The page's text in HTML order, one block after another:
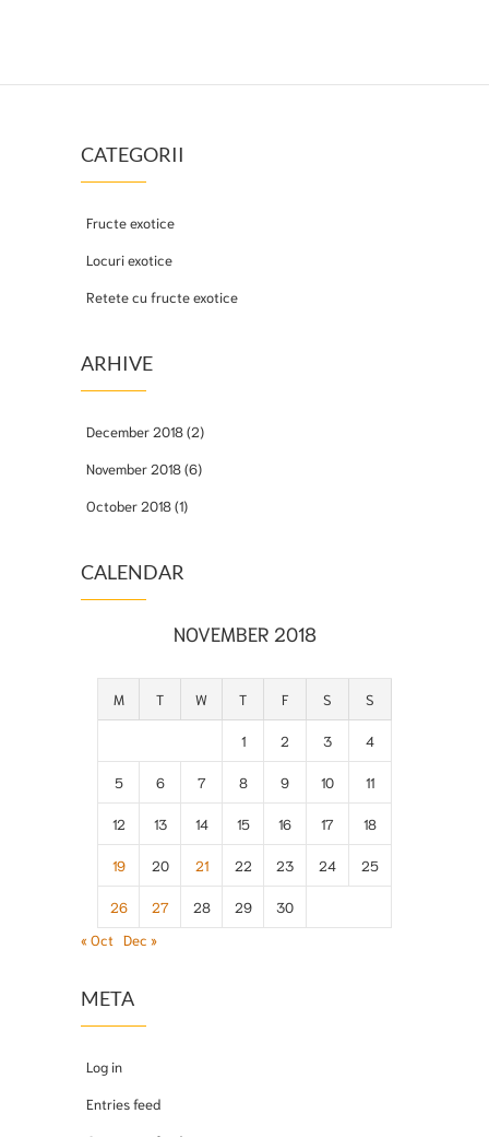
CATEGORII
Fructe exotice
Locuri exotice
Retete cu fructe exotice
ARHIVE
December 2018(2)
November 2018(6)
October 2018(1)
CALENDAR
NOVEMBER 2018
M T W T F S S
1 2 3 4
5 6 7 8 9 10 11
12 13 14 15 16 17 18
19 20 21 22 23 24 25
26 27 28 29
30
« Oct Dec »
META
Log in
Entries feed